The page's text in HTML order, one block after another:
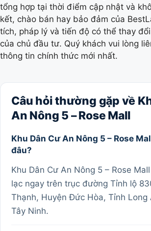
tổng hợp tại thời điểm cập nhật và
kết, chào bán hay bảo đảm của
tích, pháp lý và tiến độ có thể thay
của chủ đầu tư. Quý khách vui lòng
thông tin chính thức mới nhất.
Câu hỏi thường gặp về
An Nông 5 – Rose Mall
Khu Dân Cư An Nông 5 – Rose
đâu?
Khu Dân Cư An Nông 5 – Rose
lạc ngay trên trục đường Tỉnh lộ
Thạnh, Huyện Đức Hòa, Tỉnh Long
Tây Ninh.